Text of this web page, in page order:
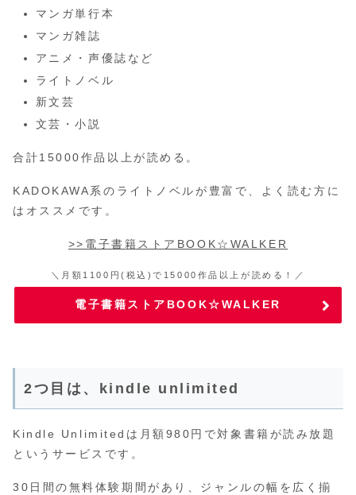
マンガ単行本
マンガ雑誌
アニメ・声優誌など
ライトノベル
新文芸
文芸・小説
合計15000作品以上が読める。
KADOKAWA系のライトノベルが豊富で、よく読む方に
はオススメです。
>>電子書籍ストアBOOK☆WALKER
＼月額1100円(税込)で15000作品以上が読める！／
電子書籍ストアBOOK☆WALKER
2つ目は、kindle unlimited
Kindle Unlimitedは月額980円で対象書籍が読み放題
というサービスです。
30日間の無料体験期間があり、ジャンルの幅を広く揃